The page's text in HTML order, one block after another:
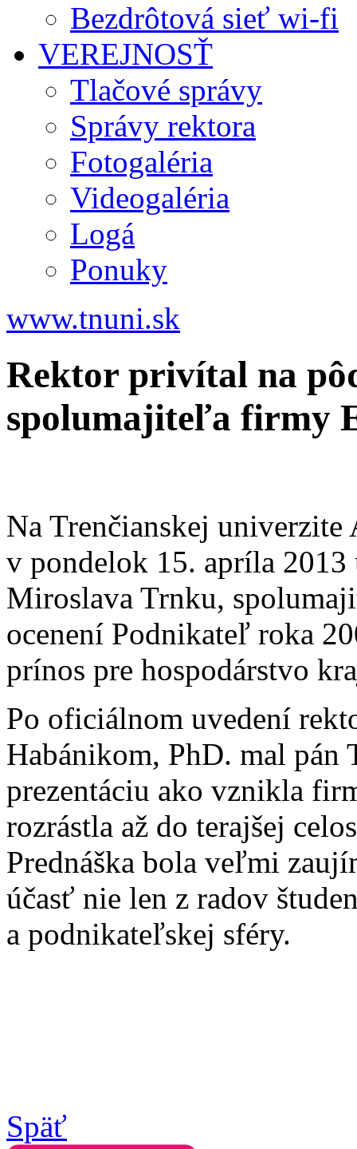
Bezdrôtová sieť wi-fi
VEREJNOSŤ
Tlačové správy
Správy rektora
Fotogaléria
Videogaléria
Logá
Ponuky
www.tnuni.sk
Rektor privítal na
spolumajiteľa firmy
Na Trenčianskej univerzite
v pondelok 15. apríla
Miroslava Trnku,
ocenení Podnikateľ roka
prínos pre hospodárstvo
Po oficiálnom uvedení
Habánikom, PhD. mal pán
prezentáciu ako vznikla
rozrástla až do terajšej
Prednáška bola veľmi
účasť nie len z radov
a podnikateľskej sféry.
Späť